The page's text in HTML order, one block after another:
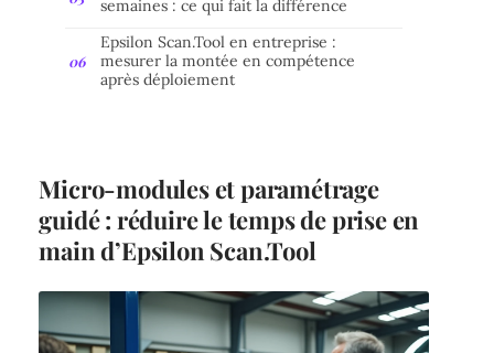
semaines : ce qui fait la différence
Epsilon Scan.Tool en entreprise :
mesurer la montée en compétence
après déploiement
Micro-modules et paramétrage
guidé : réduire le temps de prise en
main d’Epsilon Scan.Tool